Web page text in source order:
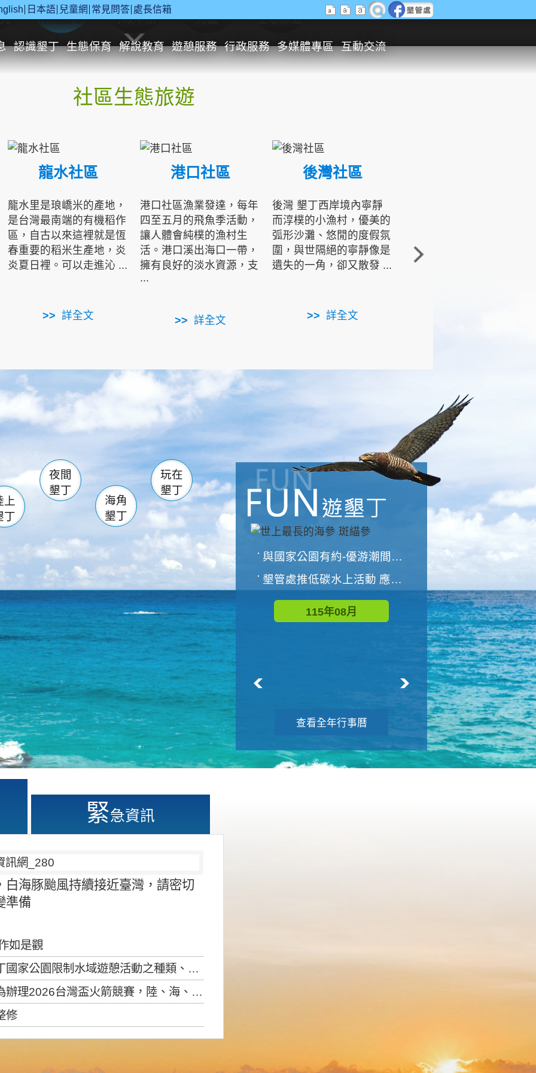
日本語 兒童網 常見問答 處長信箱
認識墾丁 生態保育 解說教育 遊憩服務 行政服務 多媒體專區 互動交流
休閒遊憩 行政申辦 兒童 生態旅遊
社區生態旅遊
龍水社區
龍水里是琅嶠米的產地，
是台灣最南端的有機稻作
區，自古以來這裡就是恆
春重要的稻米生產地，炎
炎夏日裡。可以走進沁 ...
詳全文
港口社區
港口社區漁業發達，每年
四至五月的飛魚季活動，
讓人體會純樸的漁村生
活。港口溪出海口一帶，
擁有良好的淡水資源，支
...
詳全文
後灣社區
後灣 墾丁西岸境內寧靜
而淳樸的小漁村，優美的
弧形沙灘、悠閒的度假氛
圍，與世隔絕的寧靜像是
遺失的一角，卻又散發 ...
詳全文
角的端點，冬季海浪拍打
著礁岸，旺盛的侵蝕作
南仁湖
滿州 佳樂水
森林遊樂區
墾管處遊客中心
社頂公園 風吹沙
船帆石 龍磐公園
香蕉灣 龍坑
鵝鑾鼻
上
丁
夜間
墾丁
海角
墾丁
玩在
墾丁
與國家公園有約-優游潮間探險者
墾管處推低碳水上活動 應屆畢業生限額免費參加
115年08月
世界地球清潔日 墾管處辦理「2026年墾丁國家公園沙灘淨灘活動
115年09月
查看全年行事曆
緊急資訊
海豚颱風持續接近臺灣，請密切
準備
如是觀
制水域遊憩活動之種類、範圍、時間及行為」，自即日生效。
盃火箭競賽，陸、海、空域警戒及協調相關事宜，因颱風備案事宜
修